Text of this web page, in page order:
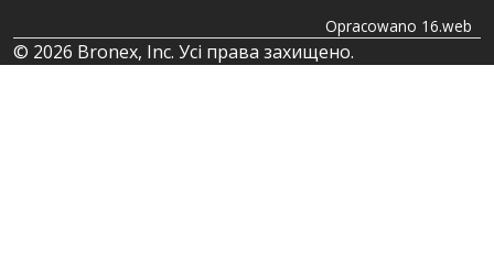
Opracowano 16.web
© 2026 Bronex, Inc. Усі права захищено.